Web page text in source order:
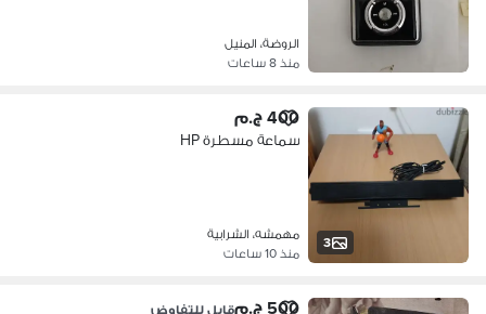
الروضة، المنيل
منذ 8 ساعات
3
400 ج.م
سماعة مسطرة HP
مهمشه، الشرابية
منذ 10 ساعات
500 ج.م قابل للتفاوض